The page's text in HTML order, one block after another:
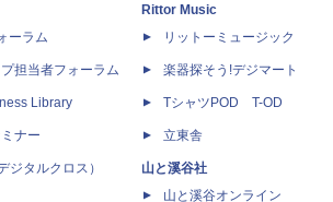
ーラム
担当者フォーラム
Library
ナー
ジタルクロス）
Rittor Music
リットーミュージック
楽器探そう!デジマート
TシャツPOD T-OD
立東舎
山と溪谷社
山と溪谷オンライン